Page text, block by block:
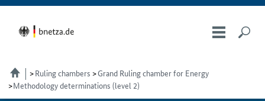
Ruling chambers
Grand Ruling chamber for Energy
Methodology determinations (level 2)